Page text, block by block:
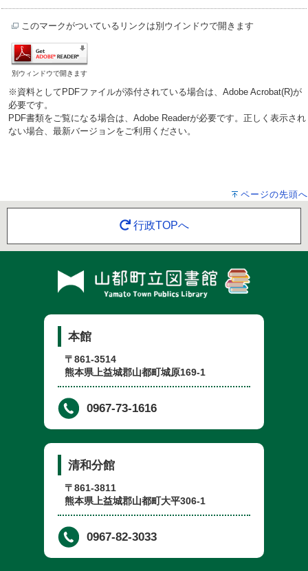
このマークがついているリンクは別ウインドウで開きます
別ウィンドウで開きます
※資料としてPDFファイルが添付されている場合は、Adobe Acrobat(R)が
必要です。
PDF書類をご覧になる場合は、Adobe Readerが必要です。正しく表示され
ない場合、最新バージョンをご利用ください。
ページの先頭へ
行政TOPへ
本館
〒861-3514
熊本県上益城郡山都町城原169-1
0967-73-1616
清和分館
〒861-3811
熊本県上益城郡山都町大平306-1
0967-82-3033